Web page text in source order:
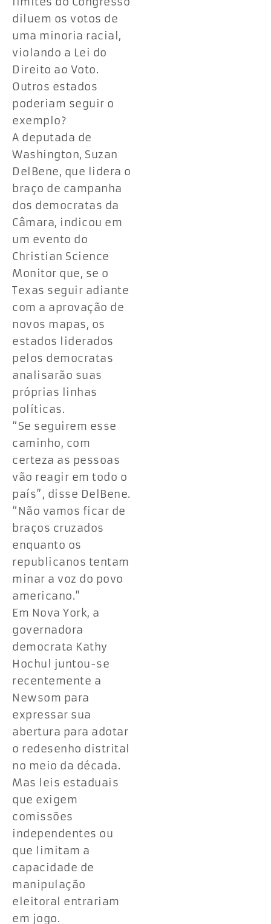
diluem os votos de
uma minoria racial,
violando a Lei do
Direito ao Voto.
Outros estados
poderiam seguir o
exemplo?
A deputada de
Washington, Suzan
DelBene, que lidera o
braço de campanha
dos democratas da
Câmara, indicou em
um evento do
Christian Science
Monitor que, se o
Texas seguir adiante
com a aprovação de
novos mapas, os
estados liderados
pelos democratas
analisarão suas
próprias linhas
políticas.
“Se seguirem esse
caminho, com
certeza as pessoas
vão reagir em todo o
país”, disse DelBene.
“Não vamos ficar de
braços cruzados
enquanto os
republicanos tentam
minar a voz do povo
americano.”
Em Nova York, a
governadora
democrata Kathy
Hochul juntou-se
recentemente a
Newsom para
expressar sua
abertura para adotar
o redesenho distrital
no meio da década.
Mas leis estaduais
que exigem
comissões
independentes ou
que limitam a
capacidade de
manipulação
eleitoral entrariam
em jogo.